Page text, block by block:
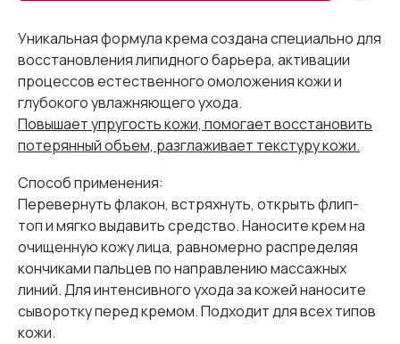
Уникальная формула крема создана специально для
восстановления липидного барьера, активации
процессов естественного омоложения кожи и
глубокого увлажняющего ухода.
Повышает упругость кожи, помогает восстановить
потерянный объем, разглаживает текстуру кожи.
Способ применения:
Перевернуть флакон, встряхнуть, открыть флип-
топ и мягко выдавить средство. Наносите крем на
очищенную кожу лица, равномерно распределяя
кончиками пальцев по направлению массажных
линий. Для интенсивного ухода за кожей наносите
сыворотку перед кремом. Подходит для всех типов
кожи.